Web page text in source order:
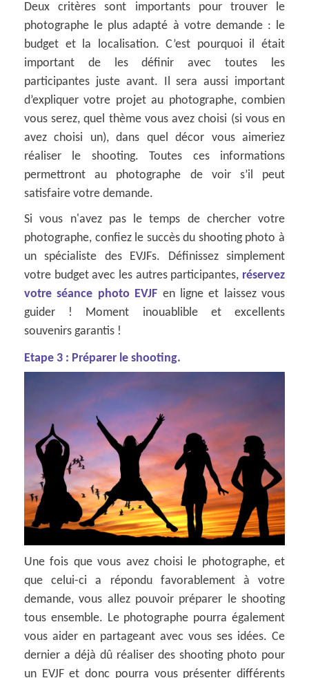
Deux critères sont importants pour trouver le
photographe le plus adapté à votre demande : le
budget et la localisation. C’est pourquoi il était
important de les définir avec toutes les
participantes juste avant. Il sera aussi important
d’expliquer votre projet au photographe, combien
vous serez, quel thème vous avez choisi (si vous en
avez choisi un), dans quel décor vous aimeriez
réaliser le shooting. Toutes ces informations
permettront au photographe de voir s’il peut
satisfaire votre demande.
Si vous n'avez pas le temps de chercher votre
photographe, confiez le succès du shooting photo à
un spécialiste des EVJFs. Définissez simplement
votre budget avec les autres participantes, réservez
votre séance photo EVJF en ligne et laissez vous
guider ! Moment inouablible et excellents
souvenirs garantis !
Etape 3 : Préparer le shooting.
Une fois que vous avez choisi le photographe, et
que celui-ci a répondu favorablement à votre
demande, vous allez pouvoir préparer le shooting
tous ensemble. Le photographe pourra également
vous aider en partageant avec vous ses idées. Ce
dernier a déjà dû réaliser des shooting photo pour
un EVJF et donc pourra vous présenter différents